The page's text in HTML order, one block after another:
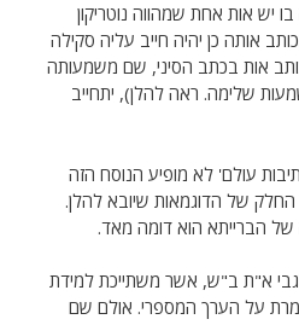
יש אות אחת שמהווה נוטריקון
אותה כן יהיה חייב עליה סקילה
אות בכתב הסיני, שם משמעותה
שלימה. ראה להלן), יתחייב
עולם' לא מופיע הנוסח הזה
של הדוגמאות שיובא להלן.
הברייתא הוא דומה מאד.
א"ת ב"ש, אשר משתייכת למידת
על הערך המספרי. אולם שם